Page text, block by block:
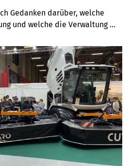
Gedanken darüber, welche
und welche die Verwaltung